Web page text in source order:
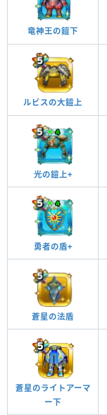
竜神王の鎧下
ルビスの大鎧上
光の鎧上+
勇者の盾+
蒼星の法盾
蒼星のライトアーマ
ー下